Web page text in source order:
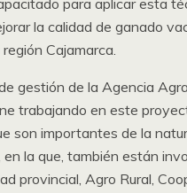
para aplicar esta
la calidad de ganado
Cajamarca.
gestión de la Agencia
trabajando en este
son importantes de la
la que, también están
provincial, Agro Rural,